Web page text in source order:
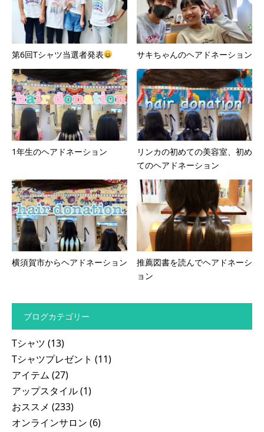
第6回Tシャツ当選者発表 サキちゃんのヘアドネーション
1年生のヘアドネーション
リンカの初めての美容室、初め
てのヘアドネーション
横須賀市からヘアドネーション
推薦図書を読んでヘアドネーシ
ョン
ブログカテゴリー
Tシャツ (13)
Tシャツプレゼント (11)
アイテム (27)
アップスタイル(1)
おススメ (233)
オンラインサロン (6)